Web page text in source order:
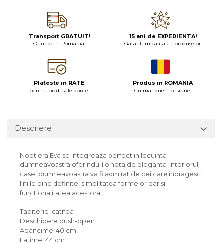
Transport GRATUIT!
Oriunde in Romania.
15 ani de EXPERIENTA!
Garantam calitatea produselor.
Plateste in RATE
pentru produsele dorite.
Produs in ROMANIA
Cu mandrie si pasiune!
Descriere
Noptiera Eva se integreaza perfect in locuinta
dumneavoastra oferindu-i o nota de eleganta. Interiorul
casei dumneavoastra va fi admirat de cei care indragesc
liniile bine definite, simplitatea formelor dar si
functionalitatea acestora
Tapiterie catifea
Deschidere push-open
Adancime: 40 cm
Latime: 44 cm